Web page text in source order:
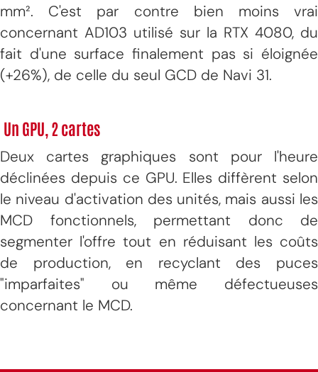
mm². C'est par contre bien moins vrai
concernant AD103 utilisé sur la RTX 4080, du
fait d'une surface finalement pas si éloignée
(+26%), de celle du seul GCD de Navi 31.
Un GPU, 2 cartes
Deux cartes graphiques sont pour l'heure
déclinées depuis ce GPU. Elles diffèrent selon
le niveau d'activation des unités, mais aussi les
MCD fonctionnels, permettant donc de
segmenter l'offre tout en réduisant les coûts
de production, en recyclant des puces
"imparfaites" ou même défectueuses
concernant le MCD.